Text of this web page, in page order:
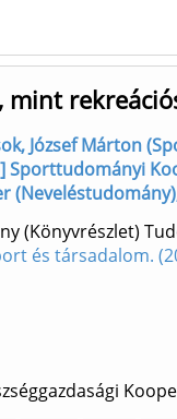
mint
József Márton
Sporttudományi
(Könyvrészlet)
és társadalom.